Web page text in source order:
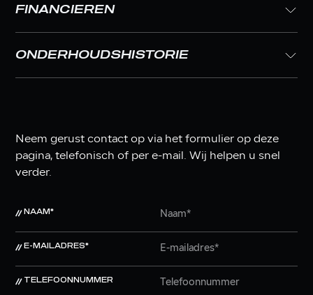
FINANCIEREN
ONDERHOUDSHISTORIE
Neem gerust contact op via het formulier op deze
pagina, telefonisch of per e-mail. Wij helpen u snel
verder.
NAAM*
E-MAILADRES*
TELEFOONNUMMER